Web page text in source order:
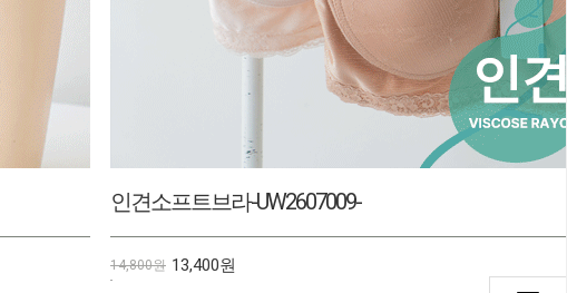
5부인견속바지-UW207003-
10,800원 9,800원